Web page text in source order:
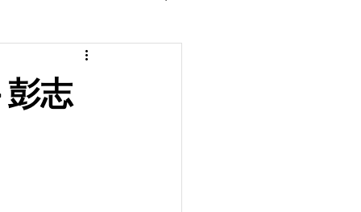
彭志